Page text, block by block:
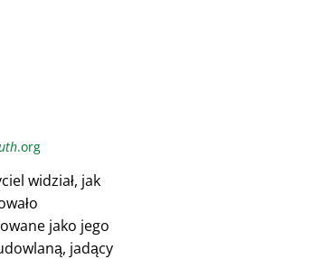
.org
widział, jak
jako jego
jadący